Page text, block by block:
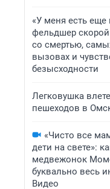
«У меня есть еще
фельдшер
со смертью,
вызовах и
безысходности
Легковушка
пешеходов в
«Чисто все
дети на свете»:
медвежонок
буквально весь
Видео